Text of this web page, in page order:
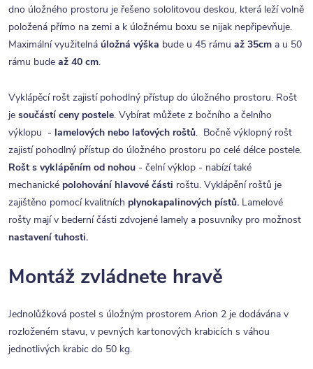
dno úložného prostoru je řešeno sololitovou deskou, která leží volně
položená přímo na zemi a k úložnému boxu se nijak nepřipevňuje.
Maximální využitelná úložná výška bude u 45 rámu až 35cm a u 50
rámu bude až 40 cm.
Vyklápěcí rošt zajistí pohodlný přístup do úložného prostoru. Rošt
je součástí ceny postele. Vybírat můžete z bočního a čelního
výklopu - lamelových nebo laťových roštů. Bočně výklopný rošt
zajistí pohodlný přístup do úložného prostoru po celé délce postele.
Rošt s vyklápěním od nohou - čelní výklop - nabízí také
mechanické polohování hlavové části roštu. Vyklápění roštů je
zajištěno pomocí kvalitních plynokapalinových pístů. Lamelové
rošty mají v bederní části zdvojené lamely a posuvníky pro možnost
nastavení tuhosti.
Montáž zvládnete hravě
Jednolůžková postel s úložným prostorem Arion 2 je dodávána v
rozloženém stavu, v pevných kartonových krabicích s váhou
jednotlivých krabic do 50 kg.